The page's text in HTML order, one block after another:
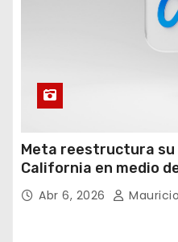
Meta reestructura
California en medio
la IAAbr 6, 2026